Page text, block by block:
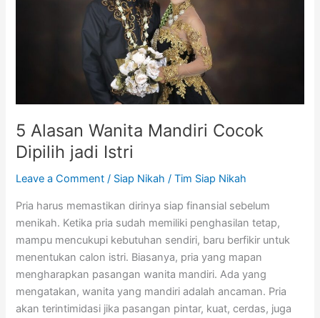
5 Alasan Wanita Mandiri Cocok
Dipilih jadi Istri
Leave a Comment / Siap Nikah /Tim Siap Nikah
Pria harus memastikan dirinya siap finansial sebelum
menikah. Ketika pria sudah memiliki penghasilan tetap,
mampu mencukupi kebutuhan sendiri, baru berfikir untuk
menentukan calon istri. Biasanya, pria yang mapan
mengharapkan pasangan wanita mandiri. Ada yang
mengatakan, wanita yang mandiri adalah ancaman. Pria
akan terintimidasi jika pasangan pintar, kuat, cerdas, juga